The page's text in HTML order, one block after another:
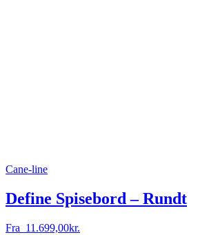
Cane-line
Define Spisebord – Rundt
Fra 11.699,00kr.